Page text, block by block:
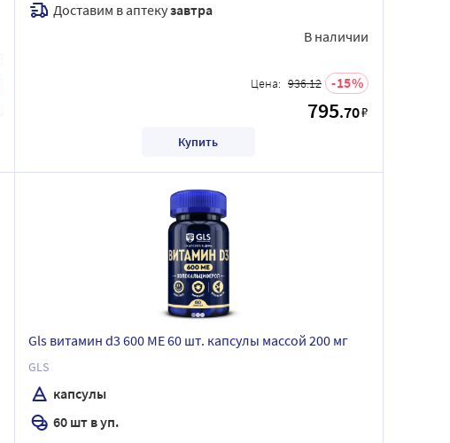
Доставим в аптекузавтра
В наличии
Цена: 936.12 15
795.70₽
Купить
Gls витамин d3 600 МЕ 60 шт. капсулы массой 200 мг
GLS
капсулы
60 шт в уп.